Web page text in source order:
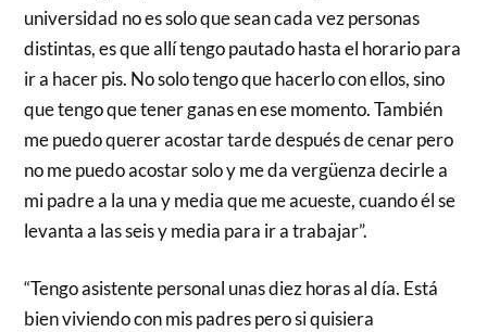
universidad no es solo que sean cada vez personas
distintas, es que allí tengo pautado hasta el horario para
ir a hacer pis. No solo tengo que hacerlo con ellos, sino
que tengo que tener ganas en ese momento. También
me puedo querer acostar tarde después de cenar pero
no me puedo acostar solo y me da vergüenza decirle a
mi padre a la una y media que me acueste, cuando él se
levanta a las seis y media para ir a trabajar”.
“Tengo asistente personal unas diez horas al día. Está
bien viviendo con mis padres pero si quisiera